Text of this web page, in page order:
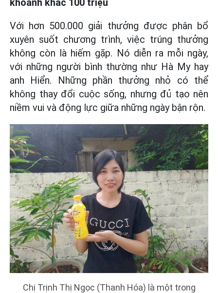
Với hơn 500.000 giải thưởng được phân bổ
xuyên suốt chương trình, việc trúng thưởng
không còn là hiếm gặp. Nó diễn ra mỗi ngày,
với những người bình thường như Hà My hay
anh Hiển. Những phần thưởng nhỏ có thể
không thay đổi cuộc sống, nhưng đủ tạo nên
niềm vui và động lực giữa những ngày bận rộn.
Chị Trịnh Thị Ngọc (Thanh Hóa) là một trong